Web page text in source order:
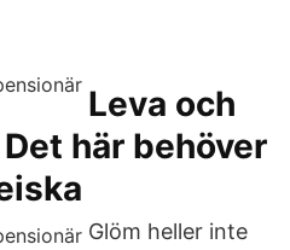
Leva och
här behöver
Glöm heller inte